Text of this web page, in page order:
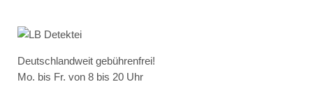
Deutschlandweit gebührenfrei!
Mo. bis Fr. von 8 bis 20 Uhr